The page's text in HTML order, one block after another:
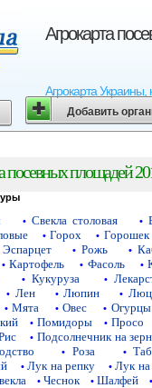
Агрокарта
Агрокарта
Добавить
посевных площадей
• Свекла столовая •
• Горох • Горошек
Эспарцет • Рожь •
• Картофель • Фасоль •
• Кукуруза •
• Лен • Люпин •
• Мята • Овес • Огурцы
• Помидоры • Просо
• Подсолнечник на
• Роза •
• Лук на репку • Лук на
• Чеснок • Шалфей •